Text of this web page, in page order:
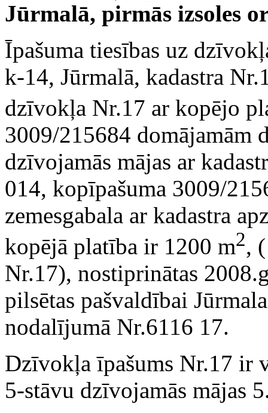
Jūrmalā, pirmās izsoles
Īpašuma tiesības uz
k-14, Jūrmalā, kadastra
dzīvokļa Nr.17 ar kopējo
3009/215684 domājamām
dzīvojamās mājas ar
014, kopīpašuma 3009/
zemesgabala ar kadastra
kopējā platība ir 1200 m2,
Nr.17), nostiprinātas
pilsētas pašvaldībai
nodalījumā Nr.6116 17.
Dzīvokļa īpašums Nr.17 ir
5-stāvu dzīvojamās mājas